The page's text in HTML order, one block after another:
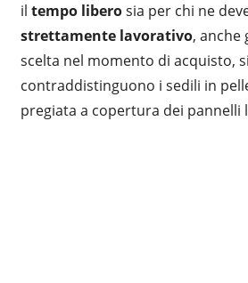
il tempo liberosia per chi ne
strettamente lavorativo, anche
scelta nel momento di acquisto, si
contraddistinguono i sedili in
pregiata a copertura dei pannelli